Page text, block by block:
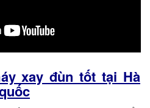
xay đùn tốt tại Hà